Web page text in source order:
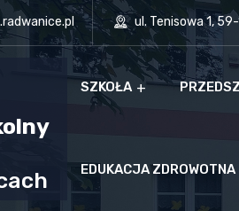
ul. Tenisowa 1,
SZKOŁA
EDUKACJA ZDROWOTNA